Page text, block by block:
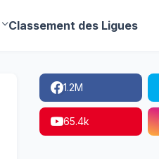
Classement des Ligues
1.2M
65.4k